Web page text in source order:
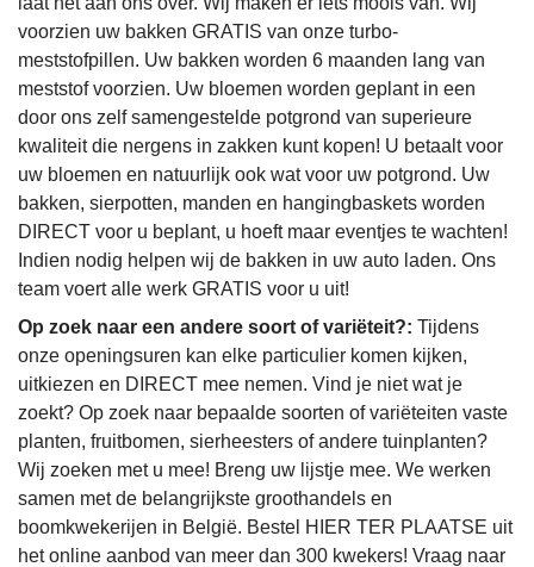
voorzien uw bakken GRATIS van onze turbo-
meststofpillen. Uw bakken worden 6 maanden lang van
meststof voorzien. Uw bloemen worden geplant in een
door ons zelf samengestelde potgrond van superieure
kwaliteit die nergens in zakken kunt kopen! U betaalt voor
uw bloemen en natuurlijk ook wat voor uw potgrond. Uw
bakken, sierpotten, manden en hangingbaskets worden
DIRECT voor u beplant, u hoeft maar eventjes te wachten!
Indien nodig helpen wij de bakken in uw auto laden. Ons
team voert alle werk GRATIS voor u uit!
Op zoek naar een andere soort of variëteit?: Tijdens
onze openingsuren kan elke particulier komen kijken,
uitkiezen en DIRECT mee nemen. Vind je niet wat je
zoekt? Op zoek naar bepaalde soorten of variëteiten vaste
planten, fruitbomen, sierheesters of andere tuinplanten?
Wij zoeken met u mee! Breng uw lijstje mee. We werken
samen met de belangrijkste groothandels en
boomkwekerijen in België. Bestel HIER TER PLAATSE uit
het online aanbod van meer dan 300 kwekers! Vraag naar